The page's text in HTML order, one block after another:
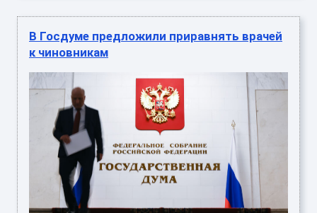
В Госдуме предложили приравнять врачей
к чиновникам